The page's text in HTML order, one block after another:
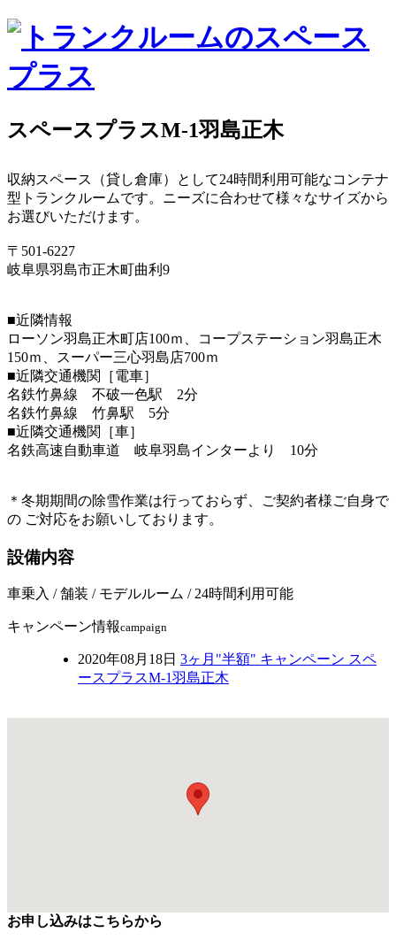
スペースプラスM-1羽島正木
収納スペース（貸し倉庫）として24時間利用可能なコンテナ
型トランクルームです。ニーズに合わせて様々なサイズから
お選びいただけます。
〒501-6227
岐阜県羽島市正木町曲利9
■近隣情報
ローソン羽島正木町店100ｍ、コープステーション羽島正木
150ｍ、スーパー三心羽島店700ｍ
■近隣交通機関［電車］
名鉄竹鼻線 不破一色駅 2分
名鉄竹鼻線 竹鼻駅 5分
■近隣交通機関［車］
名鉄高速自動車道 岐阜羽島インターより 10分
＊冬期期間の除雪作業は行っておらず、ご契約者様ご自身で
の ご対応をお願いしております。
設備内容
車乗入 / 舗装 / モデルルーム / 24時間利用可能
キャンペーン情報campaign
2020年08月18日 3ヶ月"半額" キャンペーン スペ
ースプラスM-1羽島正木
お申し込みはこちらから